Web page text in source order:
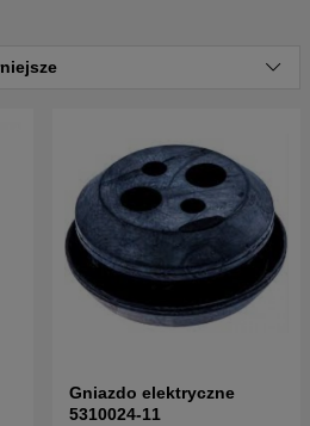
katalog części i listę
katalog części i listę
125 R 20061000001-
20064000000
katalog części i listę
125 R 20064000001-
20074000000
katalog części i listę
125 R 20074000001-
Gniazdo elektryczne
5310024-11